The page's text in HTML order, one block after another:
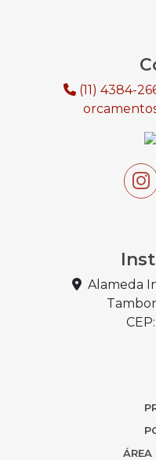
(11) 4384-
Alameda
ÁREA